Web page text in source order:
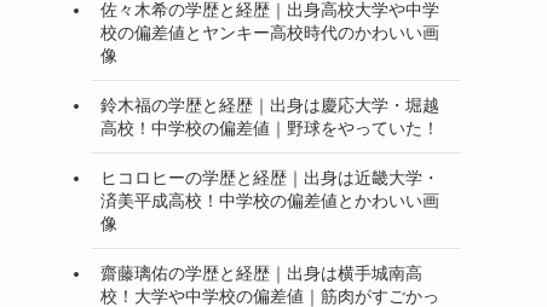
佐々木希の学歴と経歴｜出身高校大学や中学
校の偏差値とヤンキー高校時代のかわいい画
像
鈴木福の学歴と経歴｜出身は慶応大学・堀越
高校！中学校の偏差値｜野球をやっていた！
ヒコロヒーの学歴と経歴｜出身は近畿大学・
済美平成高校！中学校の偏差値とかわいい画
像
齋藤璃佑の学歴と経歴｜出身は横手城南高
校！大学や中学校の偏差値｜筋肉がすごかっ